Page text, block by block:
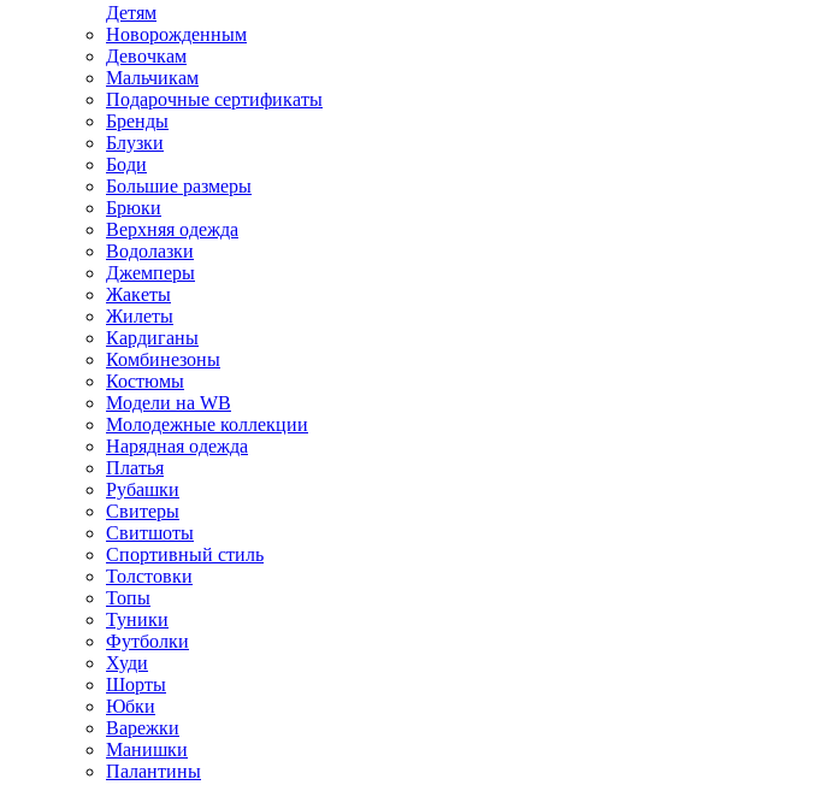
Детям
Новорожденным
Девочкам
Мальчикам
Подарочные сертификаты
Бренды
Блузки
Боди
Большие размеры
Брюки
Верхняя одежда
Водолазки
Джемперы
Жакеты
Жилеты
Кардиганы
Комбинезоны
Костюмы
Модели на WB
Молодежные коллекции
Нарядная одежда
Платья
Рубашки
Свитеры
Свитшоты
Спортивный стиль
Толстовки
Топы
Туники
Футболки
Худи
Шорты
Юбки
Варежки
Манишки
Палантины